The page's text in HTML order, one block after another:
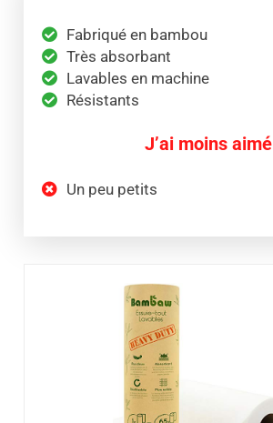
Fabriqué en bambou
Très absorbant
Lavables en machine
Résistants
J’ai moins aimé
Un peu petits